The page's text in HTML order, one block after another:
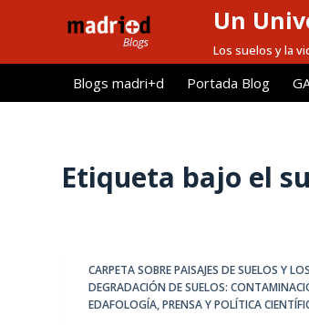
l
Un
Los suelos y la
Blogs madri+d Portada Blog
Etiqueta bajo el
CARPETA SOBRE PAISAJES DE SUELOS Y
DEGRADACIÓN DE SUELOS:
EDAFOLOGÍA,PRENSA Y POLÍTICA